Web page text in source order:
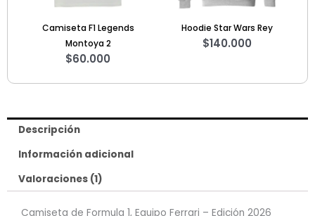
Hoodie Star Wars Rey
$140.000
Camiseta Ayrton Ltd 2
$70.000
Descripción
Información adicional
Valoraciones (1)
Camiseta de Formula 1, Equipo Ferrari – Edición 2026